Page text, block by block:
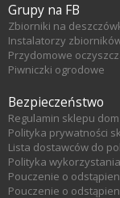
Grupy na FB
Zbiorniki na
Instalatorzy
Przydomowe
Piwniczki ogrodowe
Bezpieczeństwo
Regulamin sklepu
Polityka prywatności
Lista dostawców do
Polityka
Pouczenie o
Pouczenie o